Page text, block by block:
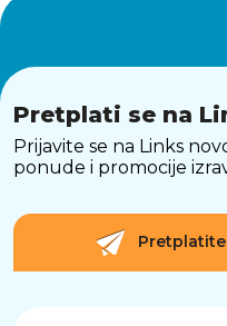
Pretplati se na
Prijavite se na Links
ponude i promocije